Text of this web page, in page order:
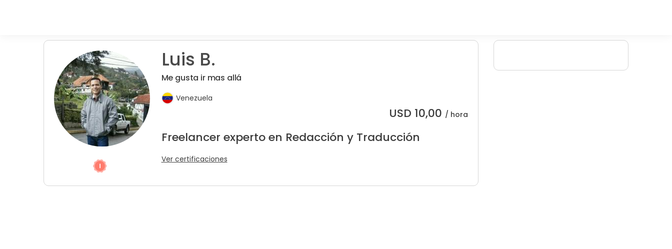
Luis B.
Me gusta ir mas allá
Venezuela
USD 10,00 / hora
Freelancer experto en Redacción y Traducción
Ver certificaciones